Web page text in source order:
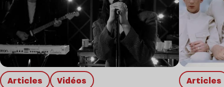
Articles Vidéos Articles